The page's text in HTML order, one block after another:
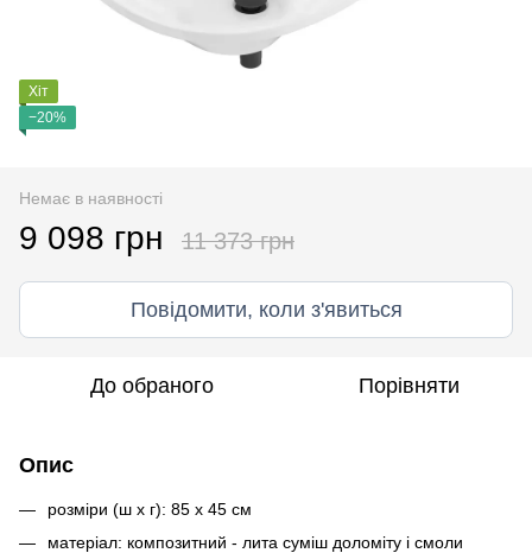
Хіт
−20%
Немає в наявності
9 098 грн 11 373 грн
Повідомити, коли з'явиться
До обраного Порівняти
Опис
розміри (ш x г): 85 x 45 см
матеріал: композитний - лита суміш доломіту і смоли